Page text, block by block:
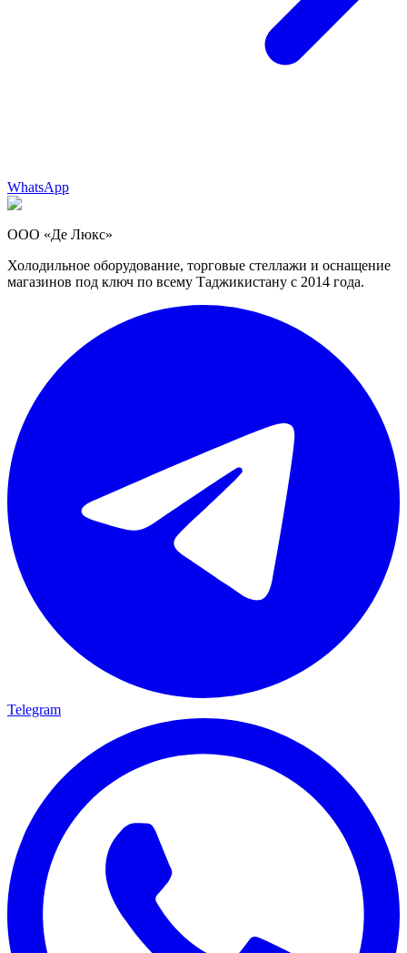
WhatsApp
ООО «Де Люкс»
Холодильное оборудование, торговые стеллажи и оснащение
магазинов под ключ по всему Таджикистану с 2014 года.
Telegram